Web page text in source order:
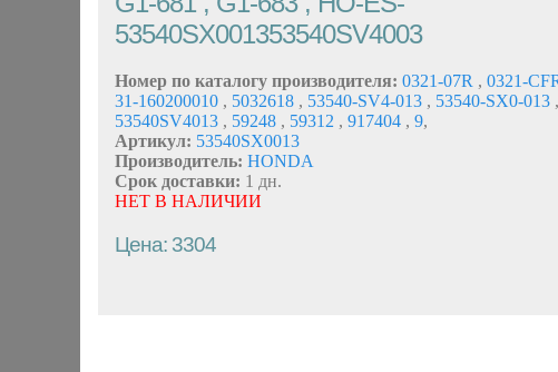
53540SX001353540SV4003
Номер по каталогу производителя: 0321-07R , 0321-
31-160200010 , 5032618 , 53540-SV4-013 , 53540-SX0-013 ,
53540SV4013 , 59248 , 59312 , 917404 , 9,
Артикул: 53540SX0013
Производитель: HONDA
Срок доставки: 1 дн.
НЕТ В НАЛИЧИИ
Цена: 3304